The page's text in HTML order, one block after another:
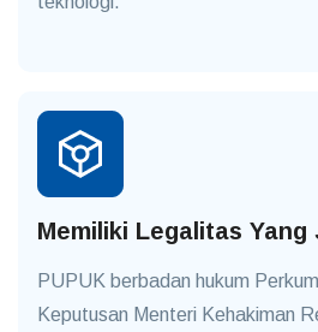
Memiliki Legalitas Yang
PUPUK berbadan hukum
Keputusan Menteri Kehakiman